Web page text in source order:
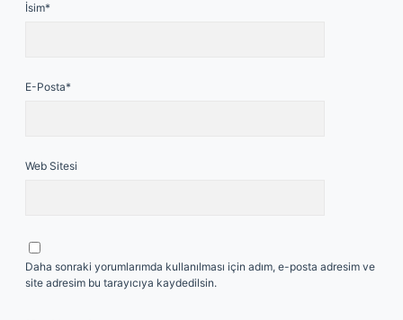
İsim*
E-Posta*
Web Sitesi
Daha sonraki yorumlarımda kullanılması için adım, e-posta adresim ve
site adresim bu tarayıcıya kaydedilsin.